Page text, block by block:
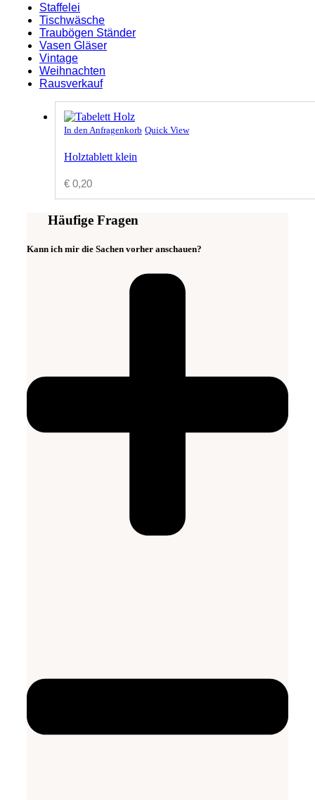
Staffelei
Tischwäsche
Traubögen Ständer
Vasen Gläser
Vintage
Weihnachten
Rausverkauf
In den Anfragenkorb Quick View
Holztablett klein
€ 0,20
Häufige Fragen
Kann ich mir die Sachen vorher anschauen?